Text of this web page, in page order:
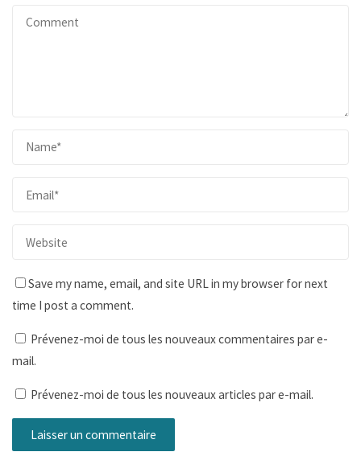
Save my name, email, and site URL in my browser for next
time I post a comment.
Prévenez-moi de tous les nouveaux commentaires par e-
mail.
Prévenez-moi de tous les nouveaux articles par e-mail.